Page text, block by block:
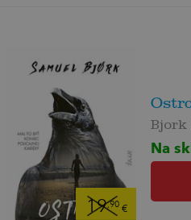
19,90€
Bjork
Na